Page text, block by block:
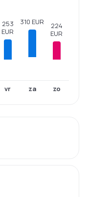
253
EUR
vr
310 EUR
za
224
EUR
zo